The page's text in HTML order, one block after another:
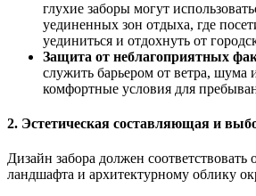
глухие заборы могут
уединенных зон отдыха, где
уединиться и отдохнуть от
Защита от неблагоприятных
служить барьером от ветра, шума
комфортные условия для
2. Эстетическая составляющая и
Дизайн забора должен
ландшафта и архитектурному облику